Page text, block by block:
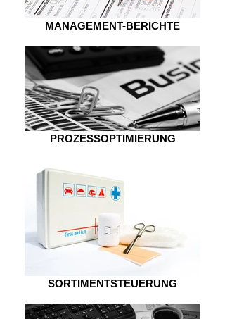
MANAGEMENT-BERICHTE
PROZESSOPTIMIERUNG
SORTIMENTSTEUERUNG